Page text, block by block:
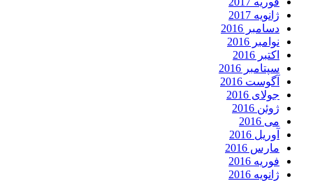
ژانویه 2017
دسامبر 2016
نوامبر 2016
اکتبر 2016
سپتامبر 2016
آگوست 2016
جولای 2016
ژوئن 2016
می 2016
آوریل 2016
مارس 2016
فوریه 2016
ژانویه 2016